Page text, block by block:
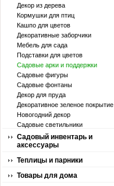
Декор из дерева
Кормушки для птиц
Кашпо для цветов
Декоративные заборчики
Мебель для сада
Подставки для цветов
Садовые арки и поддержки
Садовые фигуры
Садовые фонтаны
Декор для пруда
Декоративное зеленое покрытие
Новогодний декор
Садовые светильники
Садовый инвентарь и
аксессуары
Теплицы и парники
Товары для дома